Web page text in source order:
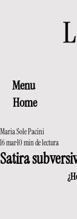
Menu
Home
Satira
Maria Sole Pacini
16 mar10 min de lectura